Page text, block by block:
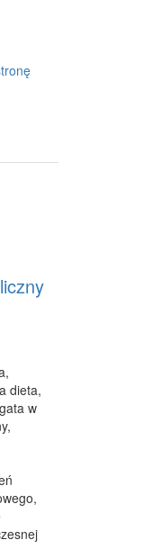
dieta,
w